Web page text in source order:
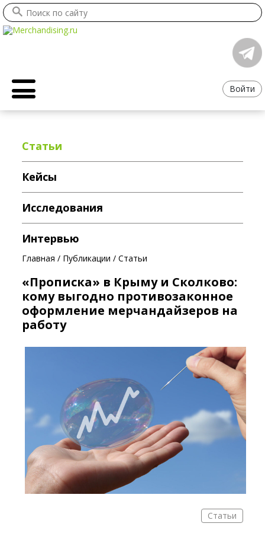
Войти
Главная / Публикации /Статьи
«Прописка» в Крыму и Сколково:
кому выгодно противозаконное
оформление мерчандайзеров на
работу
Статьи
Статьи
Кейсы
Исследования
Интервью